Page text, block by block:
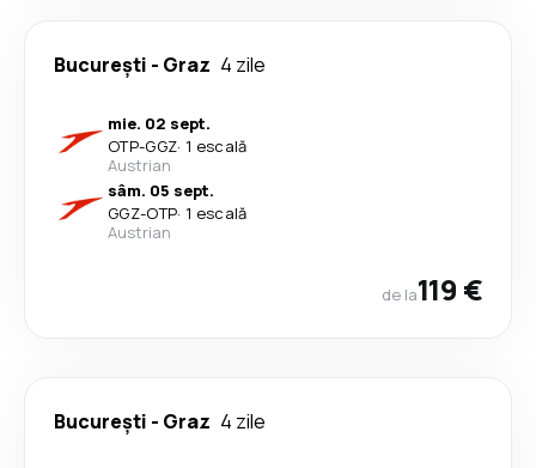
București - Graz 4 zile
mie. 02 sept.
OTP-GGZ· 1 escală
Austrian
sâm. 05 sept.
GGZ-OTP· 1 escală
Austrian
de la119 €
București - Graz 4 zile